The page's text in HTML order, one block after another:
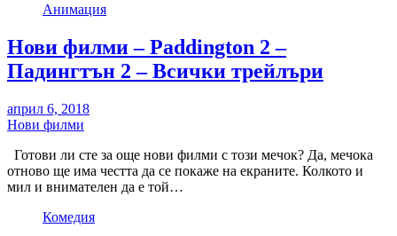
Анимация
Нови филми – Paddington 2 –
Падингтън 2 – Всички трейлъри
април 6, 2018
Нови филми
Готови ли сте за още нови филми с този мечок? Да, мечока
отново ще има честта да се покаже на екраните. Колкото и
мил и внимателен да е той…
Комедия